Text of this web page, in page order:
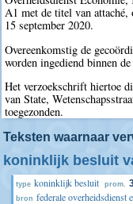
A1 met de titel van
15 september 2020.
Overeenkomstig de
worden ingediend binnen
Het verzoekschrift hiertoe
van State,
toegezonden.
Teksten waarnaar
koninklijk besluit
type koninklijk besluit prom.
bron federale overheidsdienst